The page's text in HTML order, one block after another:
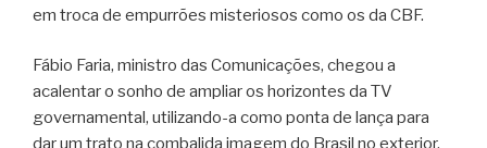
em troca de empurrões misteriosos como os da CBF.
Fábio Faria, ministro das Comunicações, chegou a
acalentar o sonho de ampliar os horizontes da TV
governamental, utilizando-a como ponta de lança para
dar um trato na combalida imagem do Brasil no exterior.